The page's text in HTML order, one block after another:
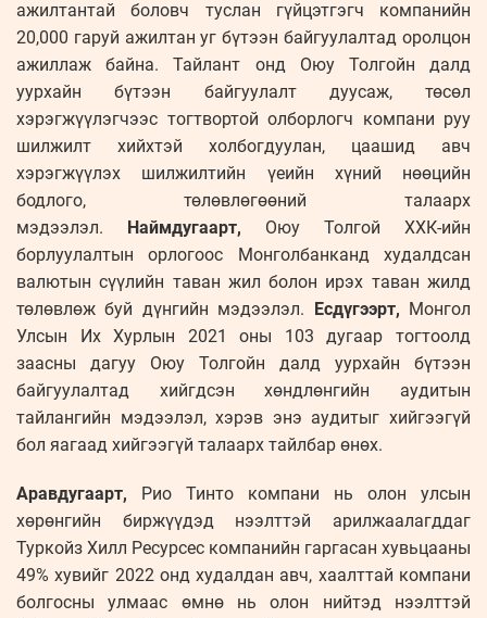
ажилтантай боловч туслан гүйцэтгэгч компанийн
20,000 гаруй ажилтан уг бүтээн байгуулалтад оролцон
ажиллаж байна. Тайлант онд Оюу Толгойн далд
уурхайн бүтээн байгуулалт дуусаж, төсөл
хэрэгжүүлэгчээс тогтвортой олборлогч компани руу
шилжилт хийхтэй холбогдуулан, цаашид авч
хэрэгжүүлэх шилжилтийн үеийн хүний нөөцийн
бодлого, төлөвлөгөөний талаарх
мэдээлэл. Наймдугаарт, Оюу Толгой ХХК-ийн
борлуулалтын орлогоос Монголбанканд худалдсан
валютын сүүлийн таван жил болон ирэх таван жилд
төлөвлөж буй дүнгийн мэдээлэл. Есдүгээрт, Монгол
Улсын Их Хурлын 2021 оны 103 дугаар тогтоолд
заасны дагуу Оюу Толгойн далд уурхайн бүтээн
байгуулалтад хийгдсэн хөндлөнгийн аудитын
тайлангийн мэдээлэл, хэрэв энэ аудитыг хийгээгүй
бол яагаад хийгээгүй талаарх тайлбар өнөх.
Аравдугаарт, Рио Тинто компани нь олон улсын
хөрөнгийн биржүүдэд нээлттэй арилжаалагддаг
Туркойз Хилл Ресурсес компанийн гаргасан хувьцааны
49% хувийг 2022 онд худалдан авч, хаалттай компани
болгосны улмаас өмнө нь олон нийтэд нээлттэй